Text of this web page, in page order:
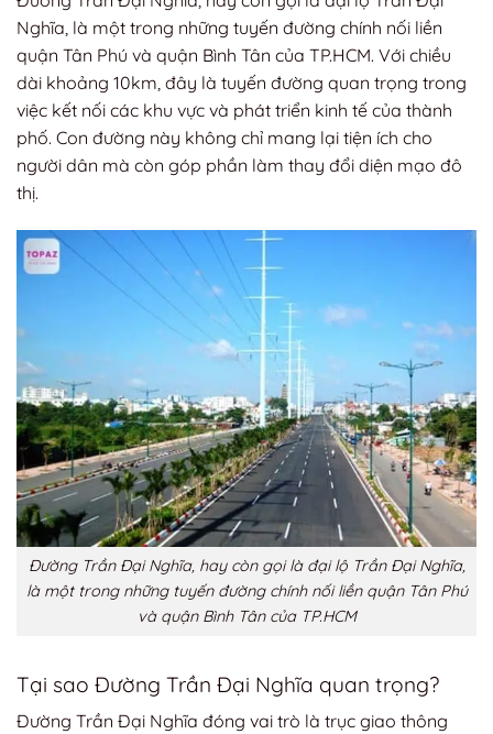
Nghĩa, là một trong những tuyến đường chính nối liền
quận Tân Phú và quận Bình Tân của TP.HCM. Với chiều
dài khoảng 10km, đây là tuyến đường quan trọng trong
việc kết nối các khu vực và phát triển kinh tế của thành
phố. Con đường này không chỉ mang lại tiện ích cho
người dân mà còn góp phần làm thay đổi diện mạo đô
thị.
Đường Trần Đại Nghĩa, hay còn gọi là đại lộ Trần Đại Nghĩa,
là một trong những tuyến đường chính nối liền quận Tân Phú
và quận Bình Tân của TP.HCM
Tại sao Đường Trần Đại Nghĩa quan trọng?
Đường Trần Đại Nghĩa đóng vai trò là trục giao thông